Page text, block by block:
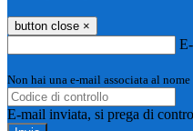
button close ×
Non hai una e-mail associata al
E-mail inviata, si prega di